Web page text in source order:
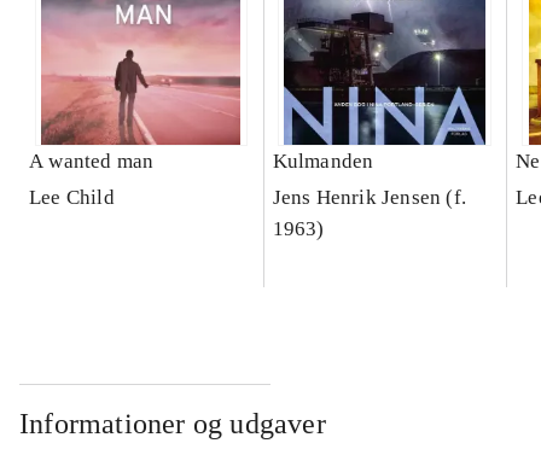
A wanted man
Lee Child
Kulmanden
Jens Henrik Jensen (f.
1963)
Informationer og udgaver